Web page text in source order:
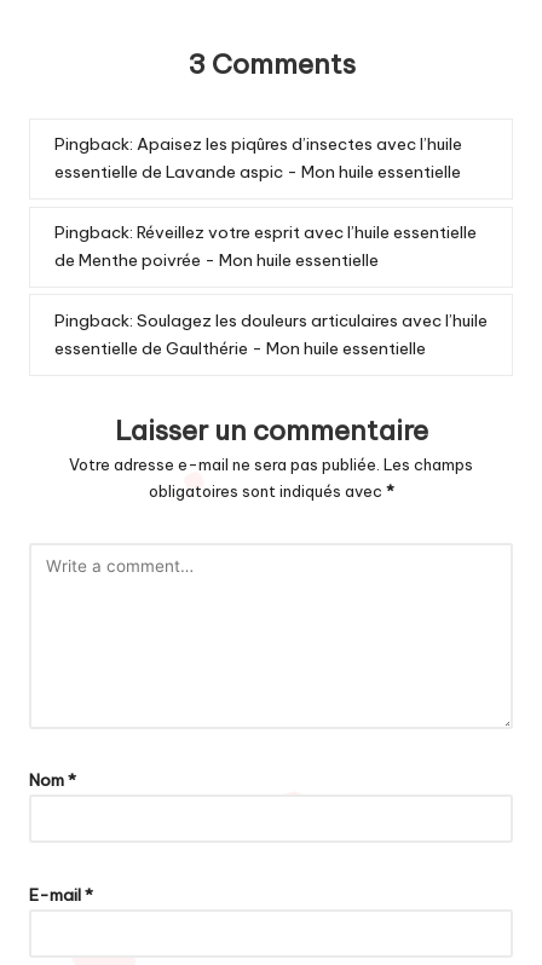
3 Comments
Pingback: Apaisez les piqûres d’insectes avec l’huile
essentielle de Lavande aspic - Mon huile essentielle
Pingback: Réveillez votre esprit avec l’huile essentielle
de Menthe poivrée - Mon huile essentielle
Pingback: Soulagez les douleurs articulaires avec l’huile
essentielle de Gaulthérie - Mon huile essentielle
Laisser un commentaire
Votre adresse e-mail ne sera pas publiée. Les champs
obligatoires sont indiqués avec *
Nom*
E-mail*